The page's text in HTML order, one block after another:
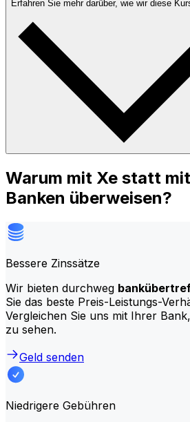
Erfahren Sie mehr darüber, wie wir diese
Warum mit Xe statt
Banken überweisen?
Bessere Zinssätze
Wir bieten durchweg
Sie das beste Preis-Leistungs-
Vergleichen Sie uns mit Ihrer
zu sehen.
Geld senden
Niedrigere Gebühren